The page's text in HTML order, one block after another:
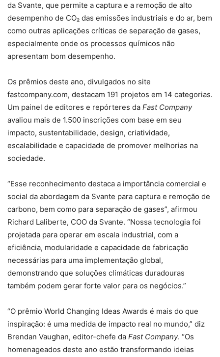
da Svante, que permite a captura e a remoção de alto
desempenho de CO₂ das emissões industriais e do ar, bem
como outras aplicações críticas de separação de gases,
especialmente onde os processos químicos não
apresentam bom desempenho.
Os prêmios deste ano, divulgados no site
fastcompany.com, destacam 191 projetos em 14 categorias.
Um painel de editores e repórteres da Fast Company
avaliou mais de 1.500 inscrições com base em seu
impacto, sustentabilidade, design, criatividade,
escalabilidade e capacidade de promover melhorias na
sociedade.
“Esse reconhecimento destaca a importância comercial e
social da abordagem da Svante para captura e remoção de
carbono, bem como para separação de gases”, afirmou
Richard Laliberte, COO da Svante. “Nossa tecnologia foi
projetada para operar em escala industrial, com a
eficiência, modularidade e capacidade de fabricação
necessárias para uma implementação global,
demonstrando que soluções climáticas duradouras
também podem gerar forte valor para os negócios.”
“O prêmio World Changing Ideas Awards é mais do que
inspiração: é uma medida de impacto real no mundo,” diz
Brendan Vaughan, editor-chefe da Fast Company. “Os
homenageados deste ano estão transformando ideias